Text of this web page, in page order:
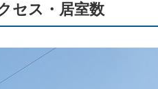
セス・居室数